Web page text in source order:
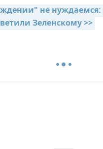
не
Зеленскому >>